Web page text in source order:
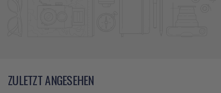
ZULETZT ANGESEHEN